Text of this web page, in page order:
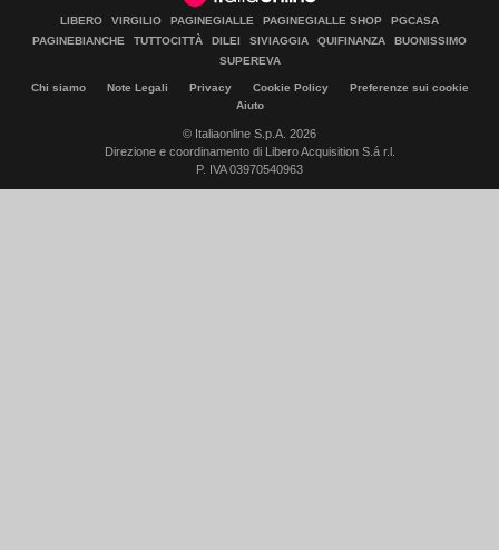
LIBERO VIRGILIO PAGINEGIALLE PAGINEGIALLE SHOP
PGCASA
PAGINEBIANCHE
TUTTOCITTÀ DILEI SIVIAGGIA QUIFINANZA
BUONISSIMO
SUPEREVA
Chi siamo Note Legali Privacy Cookie Policy
Preferenze sui cookie
Aiuto
© Italiaonline S.p.A. 2026
Direzione e coordinamento di Libero Acquisition S.á r.l.
P. IVA 03970540963